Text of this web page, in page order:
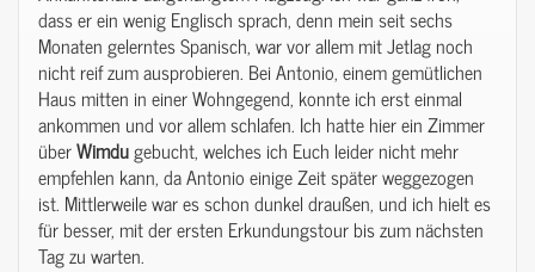
dass er ein wenig Englisch sprach, denn mein seit sechs
Monaten gelerntes Spanisch, war vor allem mit Jetlag noch
nicht reif zum ausprobieren. Bei Antonio, einem gemütlichen
Haus mitten in einer Wohngegend, konnte ich erst einmal
ankommen und vor allem schlafen. Ich hatte hier ein Zimmer
überWimdugebucht, welches ich Euch leider nicht mehr
empfehlen kann, da Antonio einige Zeit später weggezogen
ist. Mittlerweile war es schon dunkel draußen, und ich hielt es
für besser, mit der ersten Erkundungstour bis zum nächsten
Tag zu warten.